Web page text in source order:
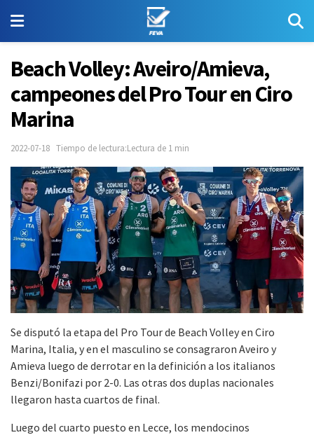
Beach Volley: Aveiro/Amieva,
campeones del Pro Tour en Ciro
Marina
2022-07-18 Tiempo de lectura:Lectura de 1 min
Se disputó la etapa del Pro Tour de Beach Volley en Ciro
Marina, Italia, y en el masculino se consagraron Aveiro y
Amieva luego de derrotar en la definición a los italianos
Benzi/Bonifazi por 2-0. Las otras dos duplas nacionales
llegaron hasta cuartos de final.
Luego del cuarto puesto en Lecce, los mendocinos